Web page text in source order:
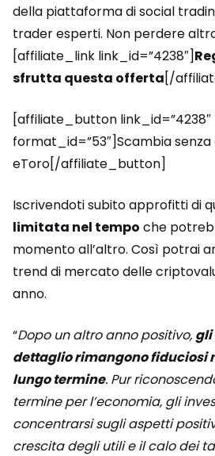
della piattaforma di social
trader esperti. Non perdere
[affiliate_link link_id=”4238″]
sfrutta questa offerta[/
[affiliate_button link_id=”4238″
format_id=”53″]Scambia senza
eToro[/affiliate_button]
Iscrivendoti subito approfitti di
limitata nel tempo che
momento all’altro. Così potrai
trend di mercato delle
anno.
“Dopo un altro anno positivo, gli
dettaglio rimangono fiduciosi
lungo termine. Pur
termine per l’economia, gli
concentrarsi sugli aspetti
crescita degli utili e il calo dei